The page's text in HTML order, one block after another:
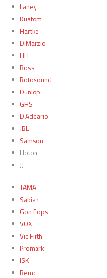
Laney
Kustom
Hartke
DiMarzio
HH
Boss
Rotosound
Dunlop
GHS
D’Addario
JBL
Samson
Hoton
JJ
TAMA
Sabian
Gon Bops
VOX
Vic Firth
Promark
ISK
Remo